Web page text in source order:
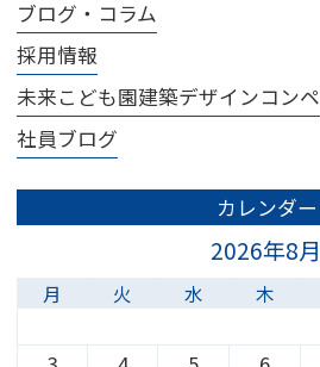
ブログ・コラム
採用情報
未来こども園建築デザインコンペ
社員ブログ
カレンダー
2026年8月
月 火 水 木